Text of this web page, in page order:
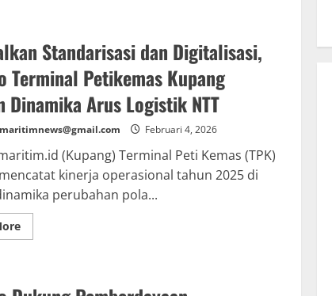
“Safety
Awareness”
di
Bulan
K3
Tahun
2026,
Pertegas
Komitmen
High
Performance
Zero
Accident
Standarisasi dan Digitalisasi,
Terminal Petikemas Kupang
Dinamika Arus Logistik NTT
Februari 4, 2026
(Kupang) Terminal Peti Kemas (TPK)
kinerja operasional tahun 2025 di
perubahan pola...
Read
more
Digitalisasi,